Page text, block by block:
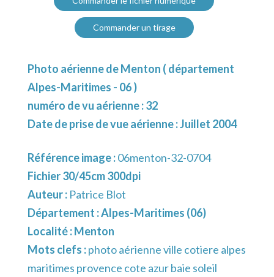
Commander un tirage
Photo aérienne de Menton ( département
Alpes-Maritimes - 06 )
numéro de vu aérienne : 32
Date de prise de vue aérienne : Juillet 2004
Référence image :06menton-32-0704
Fichier 30/45cm 300dpi
Auteur : Patrice Blot
Département :Alpes-Maritimes (06)
Localité :Menton
Mots clefs :photo aérienne ville cotiere alpes
maritimes provence cote azur baie soleil